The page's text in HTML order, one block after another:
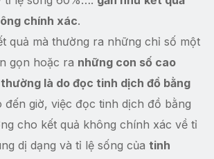
chính xác.
quả mà thường ra những chỉ số một
gọn hoặc ra những con số cao
là do đọc tinh dịch đồ bằng
đến giờ, việc đọc tinh dịch đồ bằng
cho kết quả không chính xác về tỉ
dị dạng và tỉ lệ sống của tinh